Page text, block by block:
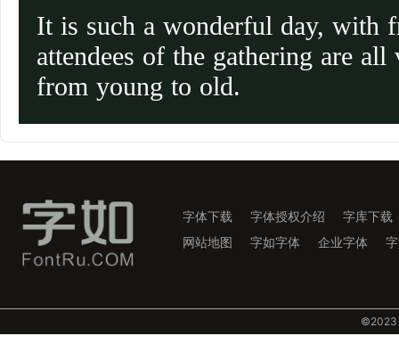
It is such a wonderful day, with
attendees of the gathering are
from young to old.
字体下载 字体授权介绍
字库下载
网站地图
字如字体 企业字体
©️2023